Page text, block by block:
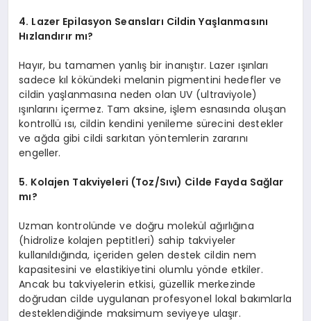
4. Lazer Epilasyon Seansları Cildin Yaşlanmasını
Hızlandırır mı?
Hayır, bu tamamen yanlış bir inanıştır. Lazer ışınları
sadece kıl kökündeki melanin pigmentini hedefler ve
cildin yaşlanmasına neden olan UV (ultraviyole)
ışınlarını içermez. Tam aksine, işlem esnasında oluşan
kontrollü ısı, cildin kendini yenileme sürecini destekler
ve ağda gibi cildi sarkıtan yöntemlerin zararını
engeller.
5. Kolajen Takviyeleri (Toz/Sıvı) Cilde Fayda Sağlar
mı?
Uzman kontrolünde ve doğru molekül ağırlığına
(hidrolize kolajen peptitleri) sahip takviyeler
kullanıldığında, içeriden gelen destek cildin nem
kapasitesini ve elastikiyetini olumlu yönde etkiler.
Ancak bu takviyelerin etkisi, güzellik merkezinde
doğrudan cilde uygulanan profesyonel lokal bakımlarla
desteklendiğinde maksimum seviyeye ulaşır.